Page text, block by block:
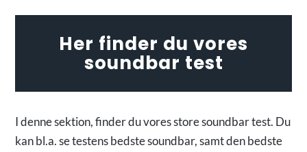
Her finder du vores
soundbar test
I denne sektion, finder du vores store soundbar test. Du
kan bl.a. se testens bedste soundbar, samt den bedste